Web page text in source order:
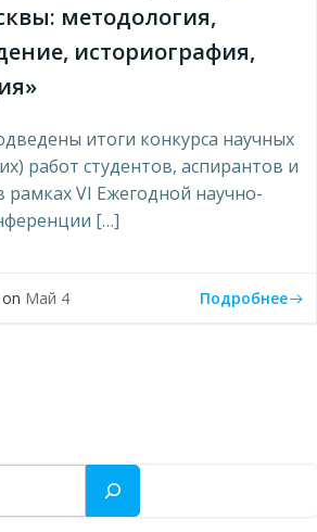
методология,
историография,
итоги конкурса научных
работ студентов, аспирантов и
рамках VI Ежегодной научно-
[…]
on Май 4 Подробнее